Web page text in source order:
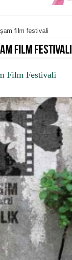
film festivali
film festivali
Film Festivali